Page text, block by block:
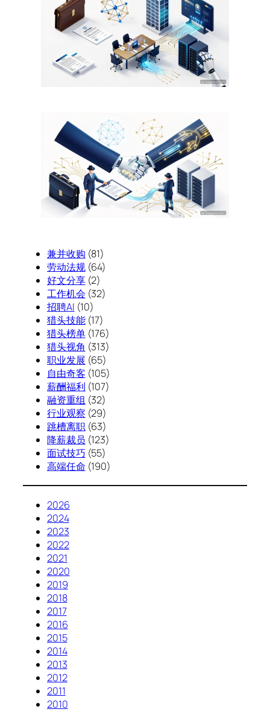
兼并收购 (81)
劳动法规(64)
好文分享(2)
工作机会 (32)
招聘AI (10)
猎头技能(17)
猎头榜单(176)
猎头视角 (313)
职业发展 (65)
自由奇客 (105)
薪酬福利 (107)
融资重组 (32)
行业观察 (29)
跳槽离职(63)
降薪裁员 (123)
面试技巧 (55)
高端任命 (190)
2026
2024
2023
2022
2021
2020
2019
2018
2017
2016
2015
2014
2013
2012
2011
2010